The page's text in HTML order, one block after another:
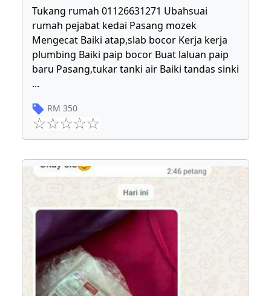
Tukang rumah 01126631271 Ubahsuai
rumah pejabat kedai Pasang mozek
Mengecat Baiki atap,slab bocor Kerja kerja
plumbing Baiki paip bocor Buat laluan paip
baru Pasang,tukar tanki air Baiki tandas sinki
...
RM 350